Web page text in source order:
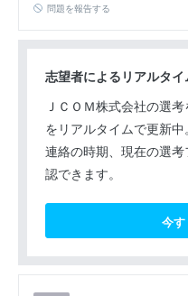
問題を報告する
志望者によるリアルタ
ＪＣＯＭ株式会社の選
をリアルタイムで更新
連絡の時期、現在の選
認できます。
今